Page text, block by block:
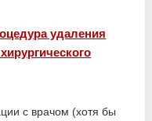
удаления
с врачом (хотя бы